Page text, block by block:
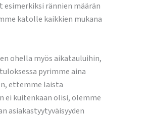
rännien määrän
katolle kaikkien mukana
ohella myös aikatauluihin,
pyrimme aina
ettemme laista
ei kuitenkaan olisi, olemme
asiakastyytyväisyyden